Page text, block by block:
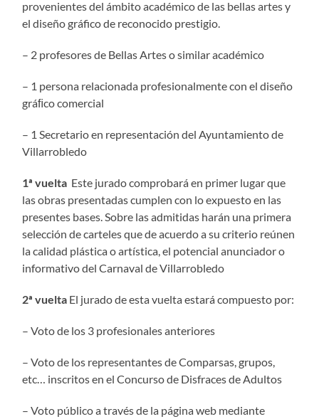
provenientes del ámbito académico de las bellas artes y
el diseño gráfico de reconocido prestigio.
– 2 profesores de Bellas Artes o similar académico
– 1 persona relacionada profesionalmente con el diseño
gráﬁco comercial
– 1 Secretario en representación del Ayuntamiento de
Villarrobledo
1ª vuelta Este jurado comprobará en primer lugar que
las obras presentadas cumplen con lo expuesto en las
presentes bases. Sobre las admitidas harán una primera
selección de carteles que de acuerdo a su criterio reúnen
la calidad plástica o artística, el potencial anunciador o
informativo del Carnaval de Villarrobledo
2ª vuelta El jurado de esta vuelta estará compuesto por:
– Voto de los 3 profesionales anteriores
– Voto de los representantes de Comparsas, grupos,
etc… inscritos en el Concurso de Disfraces de Adultos
– Voto público a través de la página web mediante